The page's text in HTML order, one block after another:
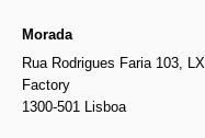
Morada
Rua Rodrigues Faria 103, LX
Factory
1300-501 Lisboa